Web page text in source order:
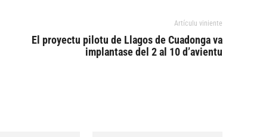
Artículu viniente
El proyectu pilotu de Llagos de Cuadonga va
implantase del 2 al 10 d’avientu